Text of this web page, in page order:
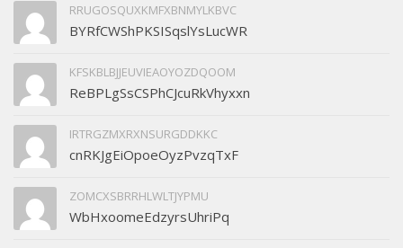
RRUGOSQUXKMFXBNMYLKBVC
BYRfCWShPKSISqslYsLucWR
KFSKBLBJJEUVIEAOYOZDQOOM
ReBPLgSsCSPhCJcuRkVhyxxn
IRTRGZMXRXNSURGDDKKC
cnRKJgEiOpoeOyzPvzqTxF
ZOMCXSBRRHLWLTJYPMU
WbHxoomeEdzyrsUhriPq